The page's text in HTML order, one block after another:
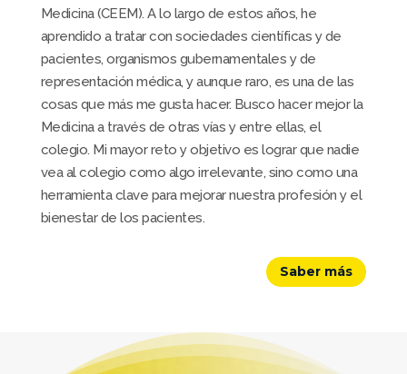
Medicina (CEEM). A lo largo de estos años, he
aprendido a tratar con sociedades científicas y de
pacientes, organismos gubernamentales y de
representación médica, y aunque raro, es una de las
cosas que más me gusta hacer. Busco hacer mejor la
Medicina a través de otras vías y entre ellas, el
colegio. Mi mayor reto y objetivo es lograr que nadie
vea al colegio como algo irrelevante, sino como una
herramienta clave para mejorar nuestra profesión y el
bienestar de los pacientes.
Saber más